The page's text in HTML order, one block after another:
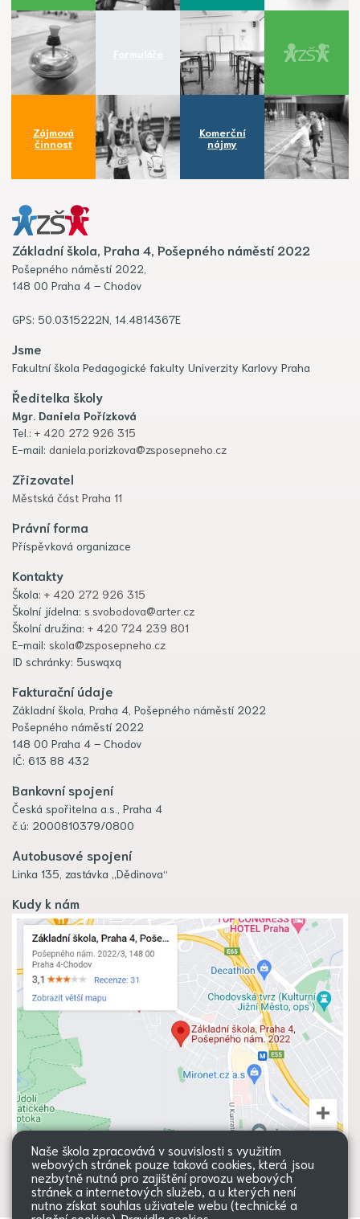
Zájmová
činnost
Komerční
nájmy
Základní škola, Praha 4, Pošepného náměstí 2022
Pošepného náměstí 2022,
148 00 Praha 4 – Chodov
GPS: 50.0315222N, 14.4814367E
Jsme
Fakultní škola Pedagogické fakulty Univerzity Karlovy Praha
Ředitelka školy
Mgr. Daniela Pořízková
Tel.: + 420 272 926 315
E-mail: daniela.porizkova@zsposepneho.cz
Zřizovatel
Městská část Praha 11
Právní forma
Příspěvková organizace
Kontakty
Škola: + 420 272 926 315
Školní jídelna: s.svobodova@arter.cz
Školní družina: + 420 724 239 801
E-mail: skola@zsposepneho.cz
ID schránky: 5uswqxq
Fakturační údaje
Základní škola, Praha 4, Pošepného náměstí 2022
Pošepného náměstí 2022
148 00 Praha 4 – Chodov
IČ: 613 88 432
Bankovní spojení
Česká spořitelna a.s., Praha 4
č.ú: 2000810379/0800
Autobusové spojení
Linka 135, zastávka „Dědinova“
Kudy k nám
Naše škola zpracovává v souvislosti s využitím
webových stránek pouze taková cookies, která jsou
nezbytně nutná pro zajištění provozu webových
stránek a internetových služeb, a u kterých není
nutno získat souhlas uživatele webu (technické a